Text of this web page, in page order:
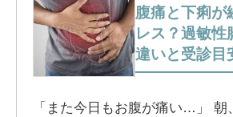
腹痛と下痢が
レス？過敏性
違いと受診目
「また今日もお腹が痛い…」 朝